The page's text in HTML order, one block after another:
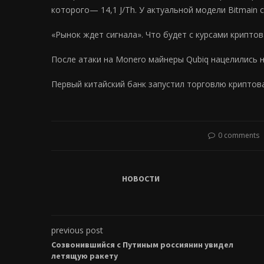
которого— 14,1 J/Th. У актуальной модели
«Рынок ждет сигнала». Что будет с курсами
После атаки на Monero майнеры Qubiq нацелились
Первый китайский банк запустил торговлю
0 comments
НОВОСТИ
previous post
Cозвонившийся с Путиным россиянин увидел
летящую ракету